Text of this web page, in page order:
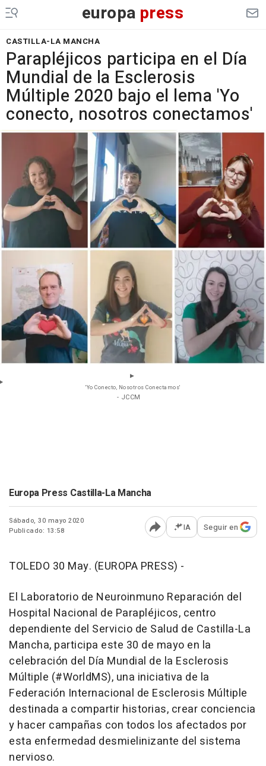
europa press
CASTILLA-LA MANCHA
Parapléjicos participa en el Día
Mundial de la Esclerosis
Múltiple 2020 bajo el lema 'Yo
conecto, nosotros conectamos'
'Yo Conecto, Nosotros Conectamos'
- JCCM
Europa Press Castilla-La Mancha
Sábado, 30 mayo 2020
Publicado: 13:58
Abrir opciones para
IA Seguir en
TOLEDO 30 May. (EUROPA PRESS) -
El Laboratorio de Neuroinmuno Reparación del
Hospital Nacional de Parapléjicos, centro
dependiente del Servicio de Salud de Castilla-La
Mancha, participa este 30 de mayo en la
celebración del Día Mundial de la Esclerosis
Múltiple (#WorldMS), una iniciativa de la
Federación Internacional de Esclerosis Múltiple
destinada a compartir historias, crear conciencia
y hacer campañas con todos los afectados por
esta enfermedad desmielinizante del sistema
nervioso.